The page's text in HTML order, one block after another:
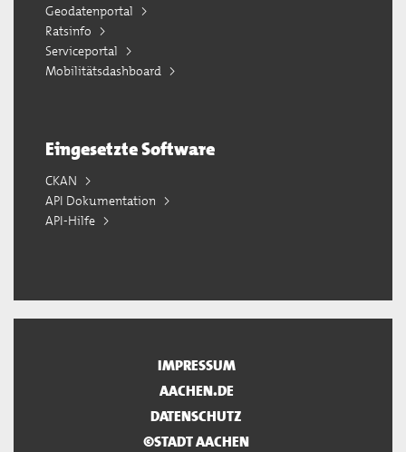
Geodatenportal
Ratsinfo
Serviceportal
Mobilitätsdashboard
Eingesetzte Software
CKAN
API Dokumentation
API-Hilfe
IMPRESSUM
AACHEN.DE
DATENSCHUTZ
©STADT AACHEN